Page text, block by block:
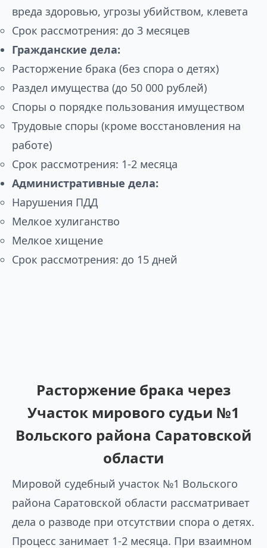
вреда здоровью, угрозы убийством, клевета
Срок рассмотрения: до 3 месяцев
Гражданские дела:
Расторжение брака (без спора о детях)
Раздел имущества (до 50 000 рублей)
Споры о порядке пользования имуществом
Трудовые споры (кроме восстановления на
работе)
Срок рассмотрения: 1-2 месяца
Административные дела:
Нарушения ПДД
Мелкое хулиганство
Мелкое хищение
Срок рассмотрения: до 15 дней
Расторжение брака через
Участок мирового судьи №1
Вольского района Саратовской
области
Мировой судебный участок №1 Вольского
района Саратовской области рассматривает
дела о разводе при отсутствии спора о детях.
Процесс занимает 1-2 месяца. При взаимном